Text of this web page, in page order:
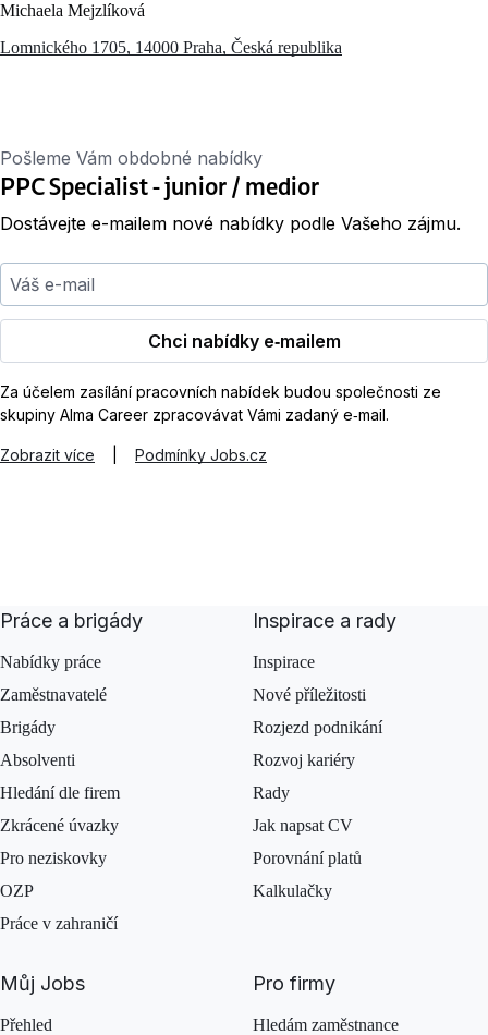
Michaela Mejzlíková
Lomnického 1705, 14000 Praha, Česká republika
Pošleme Vám obdobné nabídky
PPC Specialist - junior / medior
Dostávejte e-mailem nové nabídky podle Vašeho zájmu.
Váš e-mail
Chci nabídky e‑mailem
Za účelem zasílání pracovních nabídek budou společnosti ze
skupiny Alma Career zpracovávat Vámi zadaný e‑mail.
Zobrazit více Podmínky Jobs.cz
Práce a brigády
Nabídky práce
Zaměstnavatelé
Brigády
Absolventi
Hledání dle firem
Zkrácené úvazky
Pro neziskovky
OZP
Práce v zahraničí
Inspirace a rady
Inspirace
Nové příležitosti
Rozjezd podnikání
Rozvoj kariéry
Rady
Jak napsat CV
Porovnání platů
Kalkulačky
Můj Jobs
Přehled
Pro firmy
Hledám zaměstnance